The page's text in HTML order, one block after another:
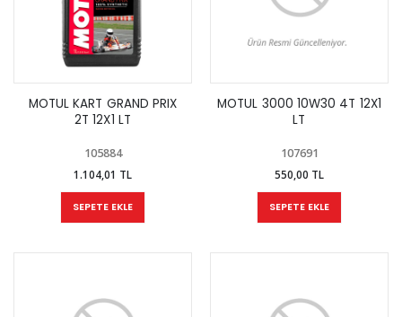
MOTUL KART GRAND PRIX
2T 12X1 LT
105884
1.104,01 TL
SEPETE EKLE
MOTUL 3000 10W30 4T 12X1
LT
107691
550,00 TL
SEPETE EKLE